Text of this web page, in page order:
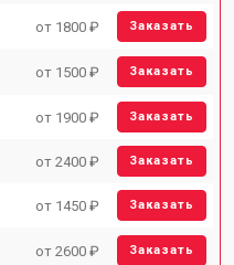
от 1800 ₽ Заказать
от 1500 ₽ Заказать
от 1900 ₽ Заказать
от 2400 ₽ Заказать
от 1450 ₽ Заказать
от 2600 ₽ Заказать